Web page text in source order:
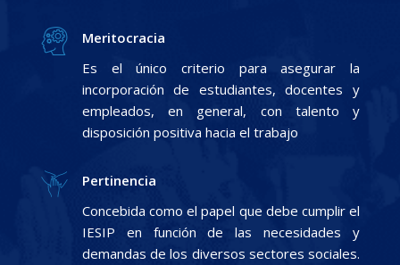
Meritocracia
Es el único criterio para asegurar la
incorporación de estudiantes, docentes y
empleados, en general, con talento y
disposición positiva hacia el trabajo
Pertinencia
Concebida como el papel que debe cumplir el
IESIP en función de las necesidades y
demandas de los diversos sectores sociales.